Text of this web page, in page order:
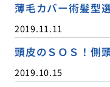
薄毛カバー術髪型
2019.11.11
頭皮のＳＯＳ！側
2019.10.15